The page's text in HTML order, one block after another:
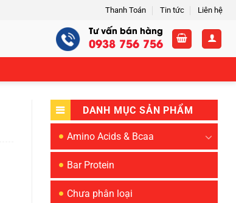
Thanh Toán Tin tức Liên hệ
Tư vấn bán hàng
0938 756 756
DANH MỤC SẢN PHẨM
Amino Acids & Bcaa
Bar Protein
Chưa phân loại